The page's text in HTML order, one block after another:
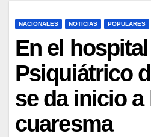
NACIONALES NOTICIAS POPULARES
En el hospital
Psiquiátrico
se da inicio a
cuaresma